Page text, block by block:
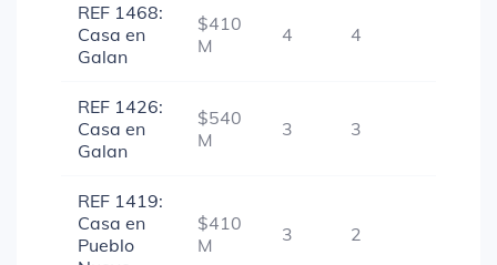
REF 1468:
Casa en
Galan
$410
M
4 4
REF 1426:
Casa en
Galan
$540
M
3 3
REF 1419:
Casa en
Pueblo
$410
M
3 2